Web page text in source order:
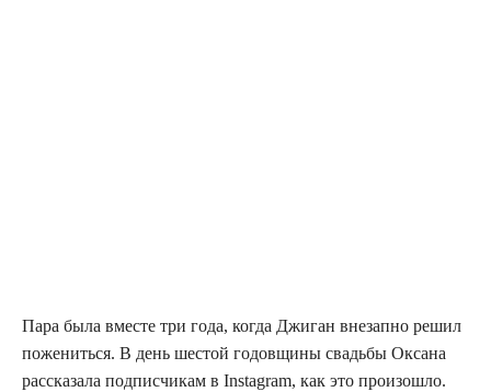
Пара была вме­сте три года, когда Джи­ган вне­зап­но решил
поже­нить­ся. В день шестой годов­щи­ны сва­дьбы Окса­на
рас­ска­за­ла под­пис­чи­кам в Instagram, как это произошло.